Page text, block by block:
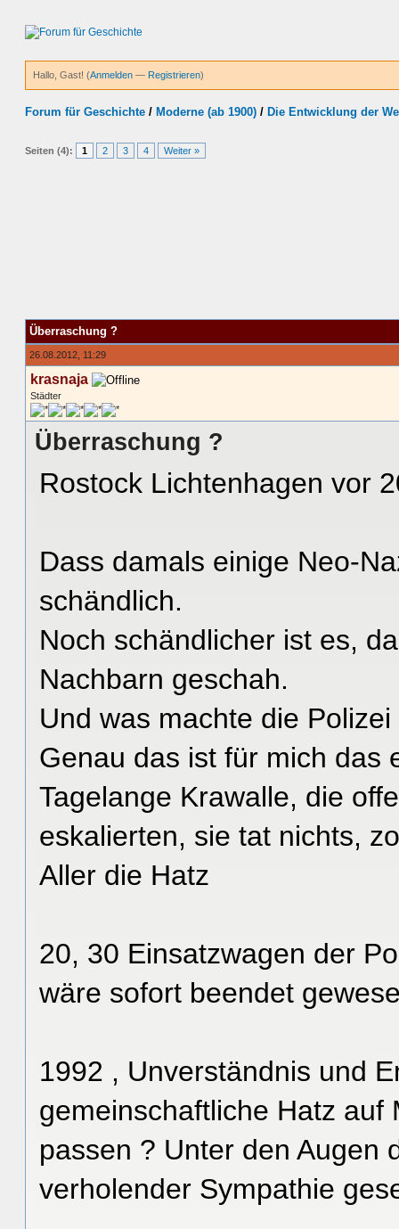
Hallo, Gast! (Anmelden — Registrieren)
Forum für Geschichte / Moderne (ab 1900) / Die Entwicklung der
Seiten (4): 1 2 3 4 Weiter »
Überraschung ?
26.08.2012, 11:29
krasnaja
Städter
Überraschung ?
Rostock Lichtenhagen vor
Dass damals einige Neo-
schändlich.
Noch schändlicher ist es,
Nachbarn geschah.
Und was machte die Polizei
Genau das ist für mich das
Tagelange Krawalle, die
eskalierten, sie tat nichts,
Aller die Hatz
20, 30 Einsatzwagen der
wäre sofort beendet
1992 , Unverständnis und
gemeinschaftliche Hatz auf
passen ? Unter den Augen
verholender Sympathie